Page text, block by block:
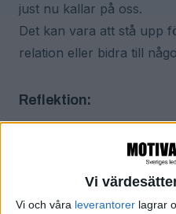
Vi
Vi och våra leverantorer lagrar
just nu kallar på oss.
Det kan vara att stå upp
relation eller bidra till
Reflektion:
dina relationer, i ditt
Om du lyssnar noga,